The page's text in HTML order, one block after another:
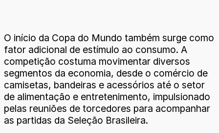
O início da Copa do Mundo também surge como
fator adicional de estímulo ao consumo. A
competição costuma movimentar diversos
segmentos da economia, desde o comércio de
camisetas, bandeiras e acessórios até o setor
de alimentação e entretenimento, impulsionado
pelas reuniões de torcedores para acompanhar
as partidas da Seleção Brasileira.